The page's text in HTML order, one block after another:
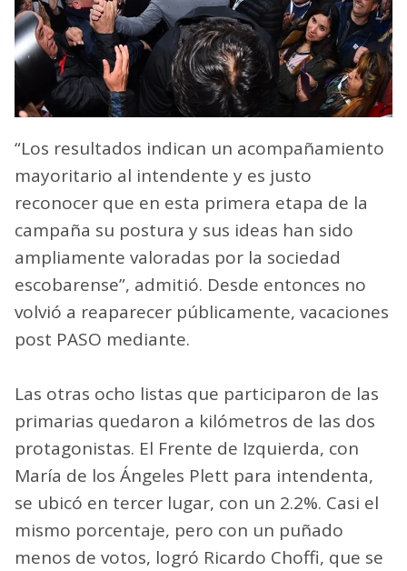
“Los resultados indican un acompañamiento
mayoritario al intendente y es justo
reconocer que en esta primera etapa de la
campaña su postura y sus ideas han sido
ampliamente valoradas por la sociedad
escobarense”, admitió. Desde entonces no
volvió a reaparecer públicamente, vacaciones
post PASO mediante.
Las otras ocho listas que participaron de las
primarias quedaron a kilómetros de las dos
protagonistas. El Frente de Izquierda, con
María de los Ángeles Plett para intendenta,
se ubicó en tercer lugar, con un 2.2%. Casi el
mismo porcentaje, pero con un puñado
menos de votos, logró Ricardo Choffi, que se